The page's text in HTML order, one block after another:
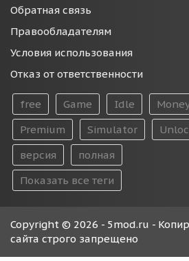
Обратная связь
Правообладателям
Условия использования
Отказ от ответственности
free Game Idle
Premium
Simulator
версия
полная
Показать все теги
Copyright © 2026 - 5mod.ru -
сайта строго запрещено